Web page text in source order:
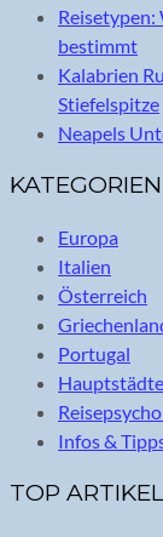
Reisetypen:
bestimmt
Kalabrien
Stiefelspitze
Neapels
KATEGORIEN
Europa
Italien
Österreich
Portugal
Hauptstädte
Infos &
TOP ARTIKEL